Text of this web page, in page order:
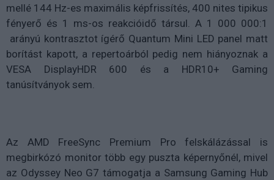
mellé 144 Hz-es maximális képfrissítés, 400 nites tipikus
fényerő és 1 ms-os reakcióidő társul. A 1 000 000:1
arányú kontrasztot ígérő Quantum Mini LED panel matt
borítást kapott, a repertoárból pedig nem hiányoznak a
VESA DisplayHDR 600 és a HDR10+ Gaming
tanúsítványok sem.
Az AMD FreeSync Premium Pro felskálázással is
megbirkózó monitor több egy puszta képernyőnél, mivel
az Odyssey Neo G7 támogatja a Samsung Gaming Hub